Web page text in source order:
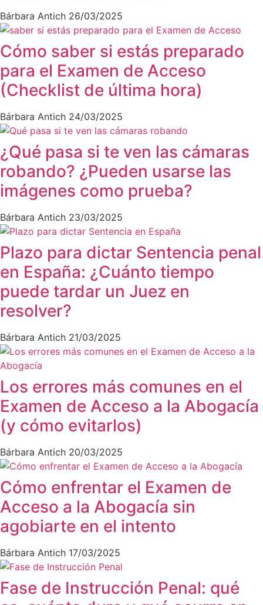
Bárbara Antich 26/03/2025
Cómo saber si estás preparado
para el Examen de Acceso
(Checklist de última hora)
Bárbara Antich 24/03/2025
¿Qué pasa si te ven las cámaras
robando? ¿Pueden usarse las
imágenes como prueba?
Bárbara Antich 23/03/2025
Plazo para dictar Sentencia penal
en España: ¿Cuánto tiempo
puede tardar un Juez en
resolver?
Bárbara Antich 21/03/2025
Los errores más comunes en el
Examen de Acceso a la Abogacía
(y cómo evitarlos)
Bárbara Antich 20/03/2025
Cómo enfrentar el Examen de
Acceso a la Abogacía sin
agobiarte en el intento
Bárbara Antich 17/03/2025
Fase de Instrucción Penal: qué